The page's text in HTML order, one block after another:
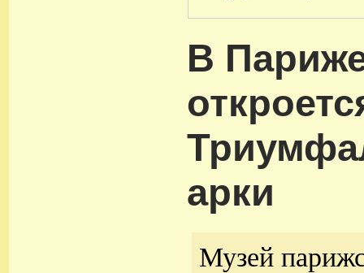
В
арки
Музей